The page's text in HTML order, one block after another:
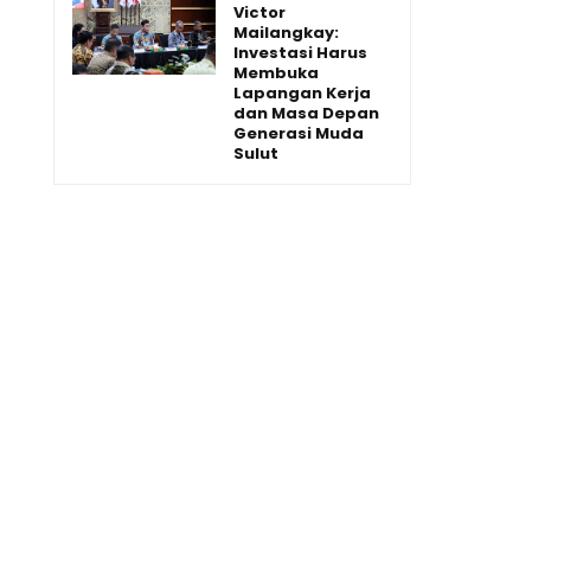
Victor
Mailangkay:
Investasi Harus
Membuka
Lapangan Kerja
dan Masa Depan
Generasi Muda
Sulut